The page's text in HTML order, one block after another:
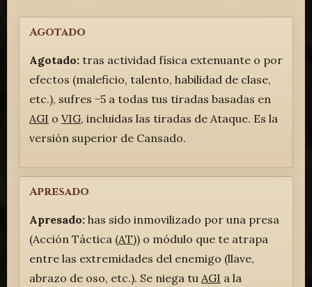
Agotado
Agotado:tras actividad física extenuante o por
efectos (maleficio, talento, habilidad de clase,
etc.), sufres −5 a todas tus tiradas basadas en
AGI o VIG, incluidas las tiradas de Ataque. Es la
versión superior de Cansado.
Apresado
Apresado:has sido inmovilizado por una presa
(Acción Táctica (AT)) o módulo que te atrapa
entre las extremidades del enemigo (llave,
abrazo de oso, etc.). Se niega tu AGI a la